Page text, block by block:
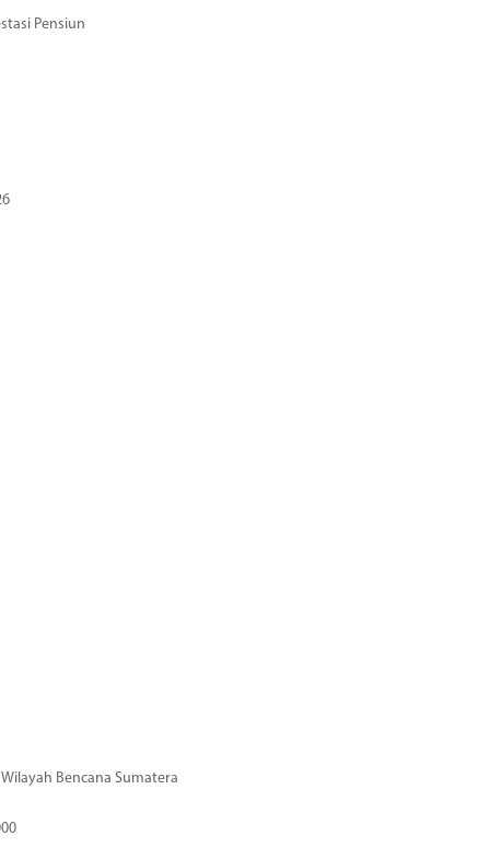
Pensiun
Bencana Sumatera